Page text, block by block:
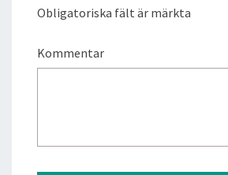
Obligatoriska fält är märkta
Kommentar